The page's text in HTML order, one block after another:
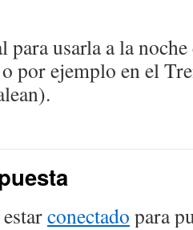
para usarla a la
por ejemplo en el
conectado para